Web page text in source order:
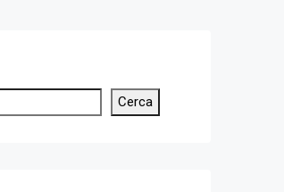
Cerca